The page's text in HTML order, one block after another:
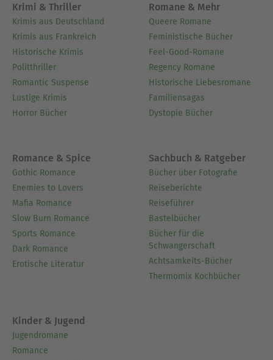
Krimi & Thriller
Krimis aus Deutschland
Krimis aus Frankreich
Historische Krimis
Politthriller
Romantic Suspense
Lustige Krimis
Horror Bücher
Romane & Mehr
Queere Romane
Feministische Bücher
Feel-Good-Romane
Regency Romane
Historische Liebesromane
Familiensagas
Dystopie Bücher
Romance & Spice
Gothic Romance
Enemies to Lovers
Mafia Romance
Slow Burn Romance
Sports Romance
Dark Romance
Erotische Literatur
Sachbuch & Ratgeber
Bücher über Fotografie
Reiseberichte
Reiseführer
Bastelbücher
Bücher für die
Schwangerschaft
Achtsamkeits-Bücher
Thermomix Kochbücher
Kinder & Jugend
Jugendromane
Romance